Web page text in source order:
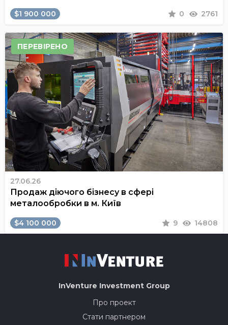
$1 900 000 0 2761
ПЕРЕВІРЕНО
27.06.26
Продаж діючого бізнесу в сфері
металообробки в м. Київ
$4 100 000 9 14808
InVenture Investment Group
Про проект
Стати партнером